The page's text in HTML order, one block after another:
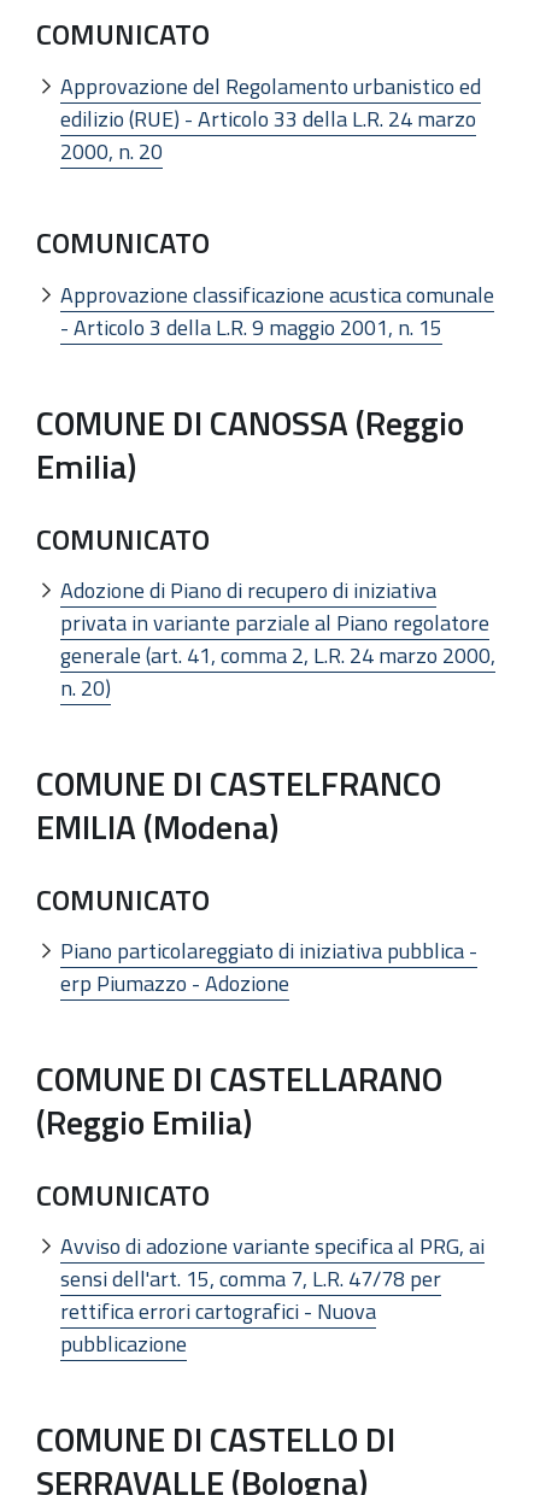
COMUNICATO
Approvazione del Regolamento urbanistico ed
edilizio (RUE) - Articolo 33 della L.R. 24 marzo
2000, n. 20
COMUNICATO
Approvazione classificazione acustica comunale
- Articolo 3 della L.R. 9 maggio 2001, n. 15
COMUNE DI CANOSSA (Reggio
Emilia)
COMUNICATO
Adozione di Piano di recupero di iniziativa
privata in variante parziale al Piano regolatore
generale (art. 41, comma 2, L.R. 24 marzo 2000,
n. 20)
COMUNE DI CASTELFRANCO
EMILIA (Modena)
COMUNICATO
Piano particolareggiato di iniziativa pubblica -
erp Piumazzo - Adozione
COMUNE DI CASTELLARANO
(Reggio Emilia)
COMUNICATO
Avviso di adozione variante specifica al PRG, ai
sensi dell'art. 15, comma 7, L.R. 47/78 per
rettifica errori cartografici - Nuova
pubblicazione
COMUNE DI CASTELLO DI
SERRAVALLE (Bologna)